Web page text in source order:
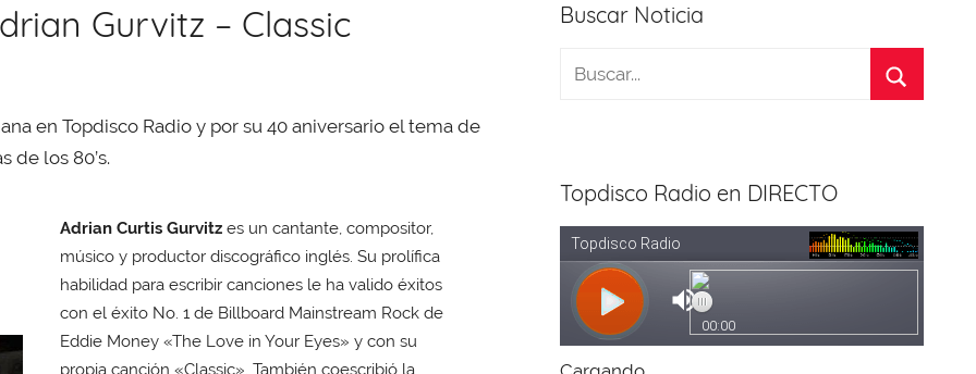
Gurvitz – Classic
en Topdisco Radio y por su 40 aniversario el tema de
de los 80’s.
Adrian Curtis Gurvitzes un cantante, compositor,
músico y productor discográfico inglés. Su prolífica
habilidad para escribir canciones le ha valido éxitos
con el éxito No. 1 de Billboard Mainstream Rock de
Eddie Money «The Love in Your Eyes» y con su
propia canción «Classic». También coescribió la
Buscar Noticia
Topdisco Radio en DIRECTO